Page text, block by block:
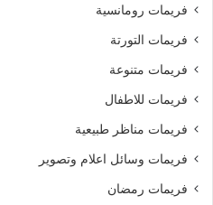
فريمات رومانسية
فريمات التورتة
فريمات متنوعة
فريمات للاطفال
فريمات مناظر طبيعية
فريمات وسائل اعلام وتصوير
فريمات رمضان